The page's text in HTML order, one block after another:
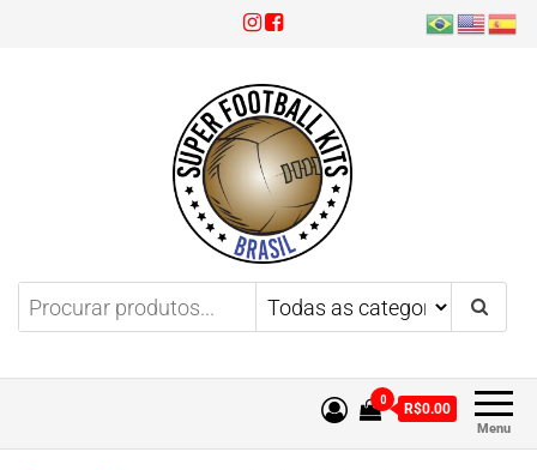
Super Football KitsAproveite 3x sem juros!
Menu
0
R$0.00